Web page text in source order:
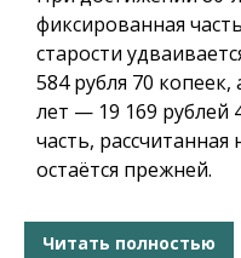
фиксированная
старости
584 рубля 70
лет — 19 169 рублей
часть,
остаётся прежней.
Читать полностью